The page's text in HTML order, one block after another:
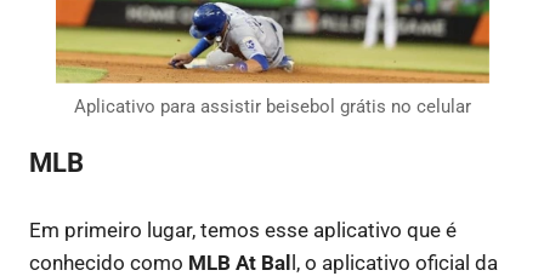
Aplicativo para assistir beisebol grátis no celular
MLB
Em primeiro lugar, temos esse aplicativo que é
conhecido como MLB At Bal l, o aplicativo oficial da